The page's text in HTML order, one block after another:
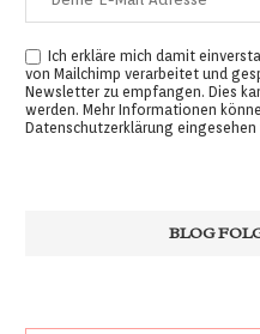
Ich erkläre mich damit
von Mailchimp verarbeitet und
Newsletter zu empfangen. Dies
werden. Mehr Informationen
Datenschutzerklärung eingesehen